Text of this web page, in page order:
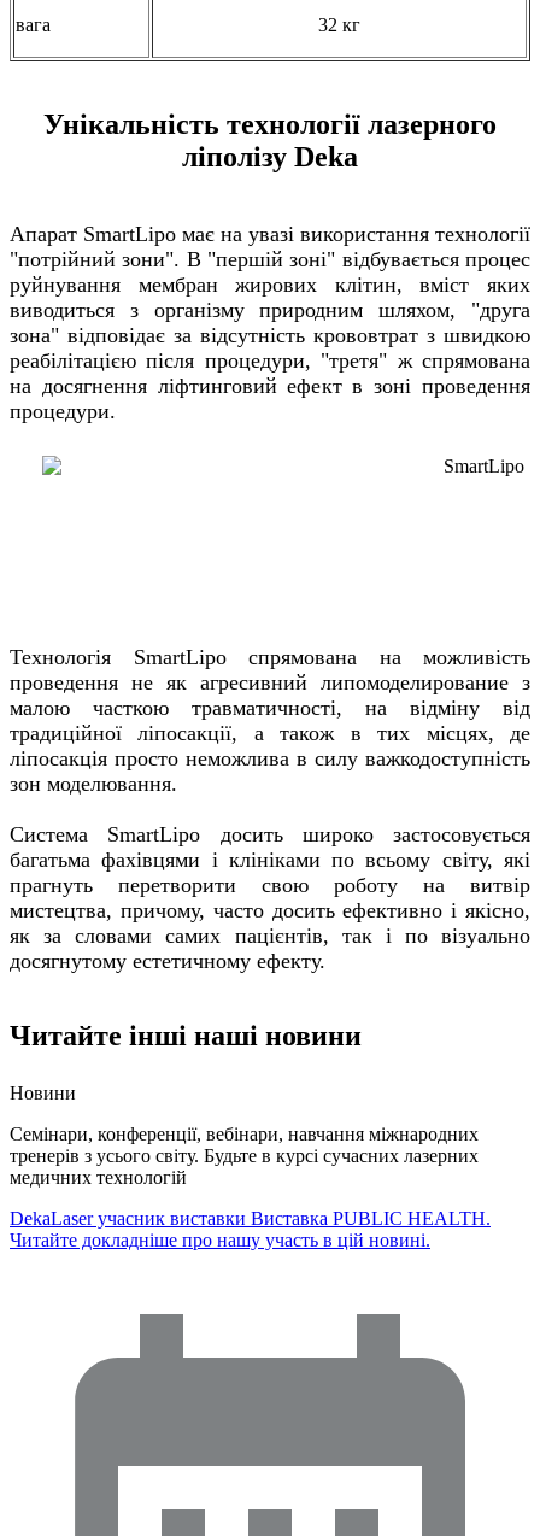
вага 32 кг
Унікальність технології лазерного
ліполізу Deka
Апарат SmartLipo має на увазі використання технології
"потрійний зони". В "першій зоні" відбувається процес
руйнування мембран жирових клітин, вміст яких
виводиться з організму природним шляхом, "друга
зона" відповідає за відсутність крововтрат з швидкою
реабілітацією після процедури, "третя" ж спрямована
на досягнення ліфтинговий ефект в зоні проведення
процедури.
Технологія SmartLipo спрямована на можливість
проведення не як агресивний липомоделирование з
малою часткою травматичності, на відміну від
традиційної ліпосакції, а також в тих місцях, де
ліпосакція просто неможлива в силу важкодоступність
зон моделювання.
Система SmartLipo досить широко застосовується
багатьма фахівцями і клініками по всьому світу, які
прагнуть перетворити свою роботу на витвір
мистецтва, причому, часто досить ефективно і якісно,
як за словами самих пацієнтів, так і по візуально
досягнутому естетичному ефекту.
Читайте інші наші новини
Новини
Семінари, конференції, вебінари, навчання міжнародних
тренерів з усього світу. Будьте в курсі сучасних лазерних
медичних технологій
DekaLaser учасник виставки Виставка PUBLIC HEALTH.
Читайте докладніше про нашу участь в цій новині.